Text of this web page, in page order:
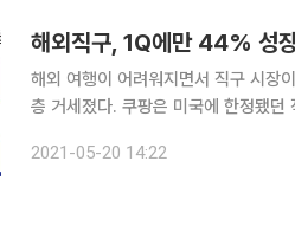
해외직구, 1Q에만 44% 성
해외 여행이 어려워지면서 직구 시장
층 거세졌다. 쿠팡은 미국에 한정됐던 직구 품목을 중국까지 넓히고 중국어 서비스도 오픈했다. GS
2021-05-20 14:22